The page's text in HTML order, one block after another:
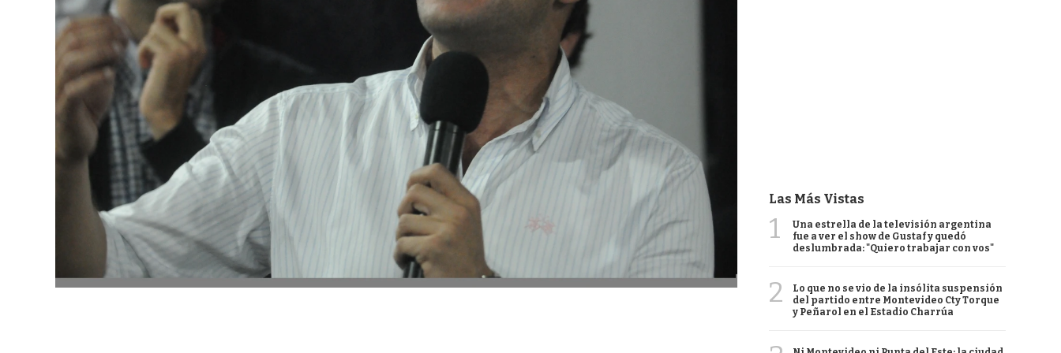
Las Más Vistas
1
Una estrella de la televisión argentina
fue a ver el show de Gustaf y quedó
deslumbrada: "Quiero trabajar con vos"
2
Lo que no se vio de la insólita suspensión
del partido entre Montevideo Cty Torque
y Peñarol en el Estadio Charrúa